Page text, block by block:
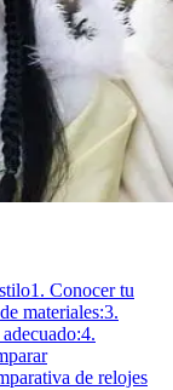
1. Conocer tu
materiales:3.
4.
de relojes